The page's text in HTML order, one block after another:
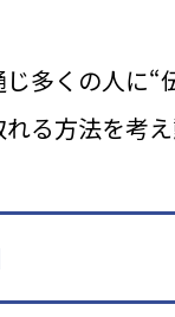
多くの人に
る方法を考